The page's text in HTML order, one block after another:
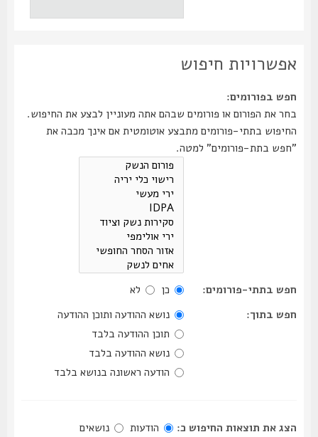
אפשרויות חיפוש
חפש בפורומים:
בחר את הפורום או פורומים שבהם אתה מעוניין לבצע את החיפוש.
החיפוש בתתי-פורומים מתבצע אוטומטית אם אינך מכבה את
"חפש בתת-פורומים" למטה.
חפש בתתי-פורומים: כן
לא
חפש בתוך:
נושא ההודעה ותוכן ההודעה
תוכן ההודעה בלבד
נושא ההודעה בלבד
הודעה ראשונה בנושא בלבד
הצג את תוצאות החיפוש כ: הודעות
נושאים